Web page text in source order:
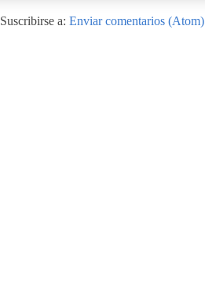
Suscribirse a: Enviar comentarios (Atom)